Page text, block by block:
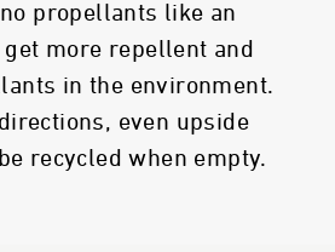
propellants like an
more repellent and
in the environment.
even upside
recycled when empty.